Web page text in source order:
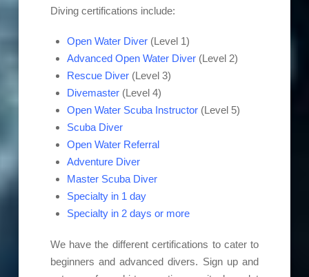
Diving certifications include:
Open Water Diver (Level 1)
Advanced Open Water Diver (Level 2)
Rescue Diver (Level 3)
Divemaster (Level 4)
Open Water Scuba Instructor (Level 5)
Scuba Diver
Open Water Referral
Adventure Diver
Master Scuba Diver
Specialty in 1 day
Specialty in 2 days or more
We have the different certifications to cater to
beginners and advanced divers. Sign up and